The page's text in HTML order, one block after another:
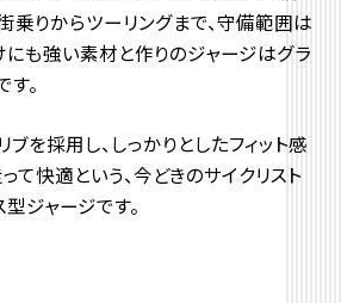
りからツーリングまで、守備範囲は
にも強い素材と作りのジャージはグラ
。
を採用し、 しっかりとしたフィット感
て快適という、今どきのサイクリスト
ジャージです。